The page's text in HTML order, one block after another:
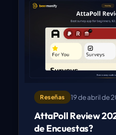
Reseñas 19 de abril de
AttaPoll Review
de Encuestas?